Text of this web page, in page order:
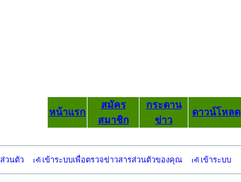
หน้าแรก
สมัคร
สมาชิก
กระดาน
ข่าว
ดาวน์โหลด
วนตัว เข้าระบบเพื่อตรวจข่าวสารส่วนตัวของคุณ เข้าระบบ